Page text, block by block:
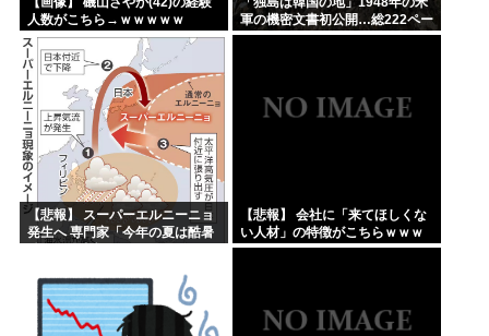
人数がこちら→ｗｗｗｗｗ
軍の機密文書初公開…総222ペー
ジ！
【悲報】 スーパーエルニーニョ
発生へ 専門家「今年の夏は酷暑
【悲報】 会社に「来てほしくな
い人材」の特徴がこちらｗｗｗ
ｗｗ